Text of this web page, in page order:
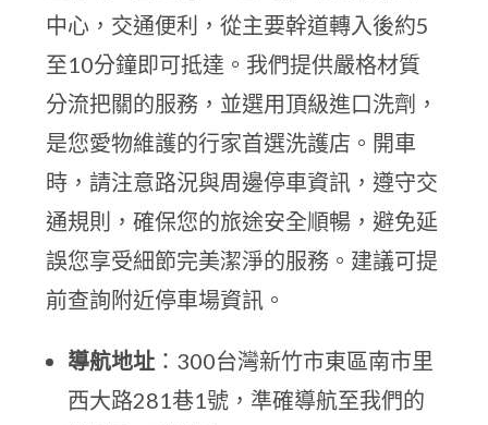
中心，交通便利，從主要幹道轉入後約5
至10分鐘即可抵達。我們提供嚴格材質
分流把關的服務，並選用頂級進口洗劑，
是您愛物維護的行家首選洗護店。開車
時，請注意路況與周邊停車資訊，遵守交
通規則，確保您的旅途安全順暢，避免延
誤您享受細節完美潔淨的服務。建議可提
前查詢附近停車場資訊。
導航地址 ：300台灣新竹市東區南市里
西大路281巷1號，準確導航至我們的